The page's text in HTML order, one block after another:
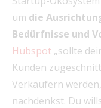
um die
Bedürfnisse und
Hubspot „sollte
Kunden
Verkäufern
nachdenkst. Du